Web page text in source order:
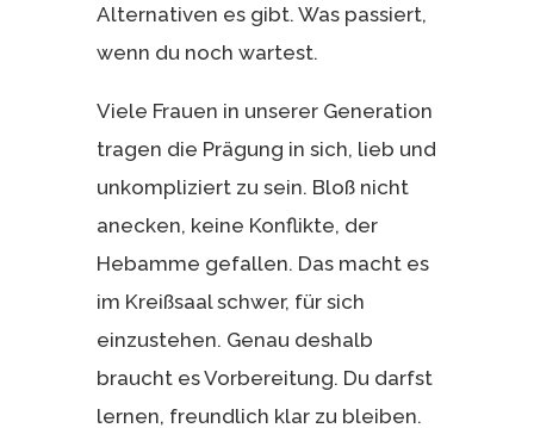
Alternativen es gibt. Was passiert,
wenn du noch wartest.
Viele Frauen in unserer Generation
tragen die Prägung in sich, lieb und
unkompliziert zu sein. Bloß nicht
anecken, keine Konflikte, der
Hebamme gefallen. Das macht es
im Kreißsaal schwer, für sich
einzustehen. Genau deshalb
braucht es Vorbereitung. Du darfst
lernen, freundlich klar zu bleiben.